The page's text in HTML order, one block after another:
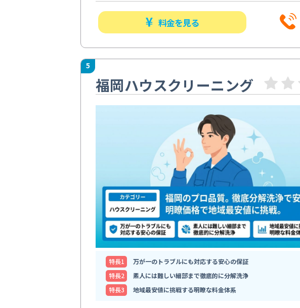
料金を見る
5
福岡ハウスクリーニング
特⻑1
万が一のトラブルにも対応する安心の保証
特⻑2
素人には難しい細部まで徹底的に分解洗浄
特⻑3
地域最安値に挑戦する明瞭な料金体系